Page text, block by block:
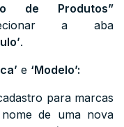
de Produtos”
a aba
.
e ‘Modelo’:
para marcas
de uma nova